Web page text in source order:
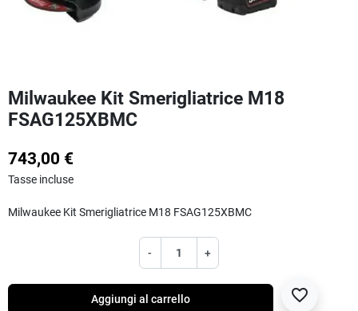
Milwaukee Kit Smerigliatrice M18
FSAG125XBMC
743,00 €
Tasse incluse
Milwaukee Kit Smerigliatrice M18 FSAG125XBMC
- +
Aggiungi al carrello favorite_border